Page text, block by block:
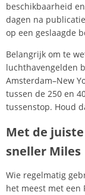
beschikbaarheid
dagen na
op een geslaagde
Belangrijk om te
luchthavengelden
Amsterdam–New
tussen de 250 en
tussenstop. Houd
Met de
sneller Miles
Wie regelmatig
het meest met een